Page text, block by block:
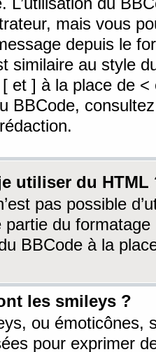
mais vous
depuis le
similaire au style
et ] à la place de <
BBCode,
utiliser du HTML
pas possible
partie du
BBCode à la
les smileys ?
ou émoticônes,
pour exprimer